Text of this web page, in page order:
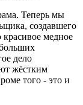
Теперь мы
создавшего
красивое медное
дело
жёстким
того - это и